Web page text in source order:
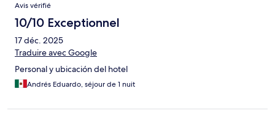
Avis vérifié
10/10 Exceptionnel
17 déc. 2025
Traduire avec Google
Personal y ubicación del hotel
Andrés Eduardo, séjour de 1 nuit